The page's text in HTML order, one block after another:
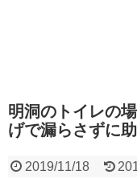
明洞のトイレの
げで漏らさずに
2019/11/18